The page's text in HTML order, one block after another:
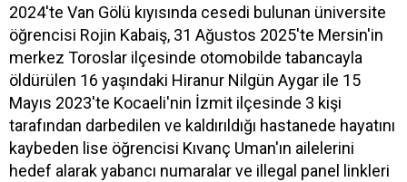
2024'te Van Gölü kıyısında cesedi bulunan üniversite
öğrencisi Rojin Kabaiş, 31 Ağustos 2025'te Mersin'in
merkez Toroslar ilçesinde otomobilde tabancayla
öldürülen 16 yaşındaki Hiranur Nilgün Aygar ile 15
Mayıs 2023'te Kocaeli'nin İzmit ilçesinde 3 kişi
tarafından darbedilen ve kaldırıldığı hastanede hayatını
kaybeden lise öğrencisi Kıvanç Uman'ın ailelerini
hedef alarak yabancı numaralar ve illegal panel linkleri